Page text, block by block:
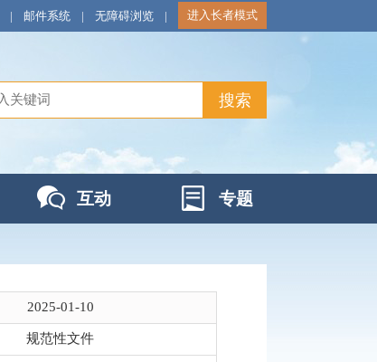
| 邮件系统 | 无障碍浏览 | 进入长者模式
互动 专题
2025-01-10
规范性文件